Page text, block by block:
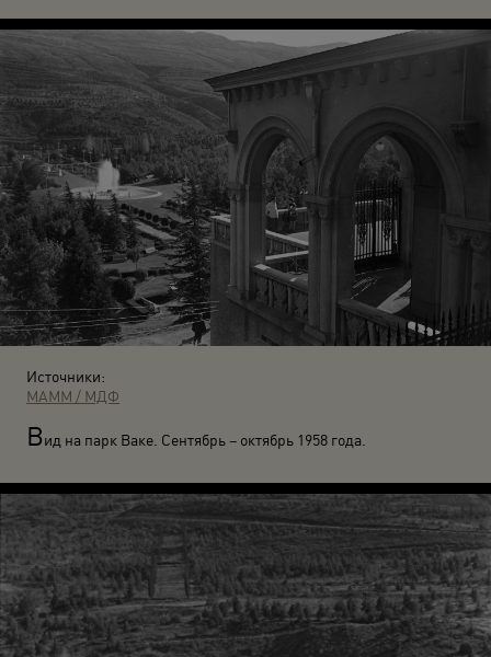
Источники:
МАММ / МДФ
Вид на парк Ваке. Сентябрь – октябрь 1958 года.